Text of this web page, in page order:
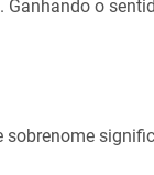
Ganhando o
sobrenome